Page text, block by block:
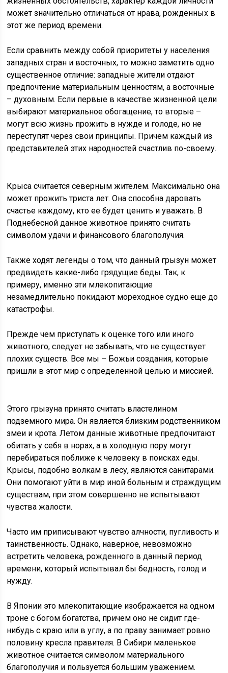
может значительно отличаться от нрава, рожденных в
этот же период времени.
Если сравнить между собой приоритеты у населения
западных стран и восточных, то можно заметить одно
существенное отличие: западные жители отдают
предпочтение материальным ценностям, а восточные
– духовным. Если первые в качестве жизненной цели
выбирают материальное обогащение, то вторые –
могут всю жизнь прожить в нужде и голоде, но не
переступят через свои принципы. Причем каждый из
представителей этих народностей счастлив по-своему.
Крыса считается северным жителем. Максимально она
может прожить триста лет. Она способна даровать
счастье каждому, кто ее будет ценить и уважать. В
Поднебесной данное животное принято считать
символом удачи и финансового благополучия.
Также ходят легенды о том, что данный грызун может
предвидеть какие-либо грядущие беды. Так, к
примеру, именно эти млекопитающие
незамедлительно покидают мореходное судно еще до
катастрофы.
Прежде чем приступать к оценке того или иного
животного, следует не забывать, что не существует
плохих существ. Все мы – Божьи создания, которые
пришли в этот мир с определенной целью и миссией.
Этого грызуна принято считать властелином
подземного мира. Он является близким родственником
змеи и крота. Летом данные животные предпочитают
обитать у себя в норах, а в холодную пору могут
перебираться поближе к человеку в поисках еды.
Крысы, подобно волкам в лесу, являются санитарами.
Они помогают уйти в мир иной больным и страждущим
существам, при этом совершенно не испытывают
чувства жалости.
Часто им приписывают чувство алчности, пугливость и
таинственность. Однако, наверное, невозможно
встретить человека, рожденного в данный период
времени, который испытывал бы бедность, голод и
нужду.
В Японии это млекопитающие изображается на одном
троне с богом богатства, причем оно не сидит где-
нибудь с краю или в углу, а по праву занимает ровно
половину кресла правителя. В Сибири маленькое
животное считается символом материального
благополучия и пользуется большим уважением.